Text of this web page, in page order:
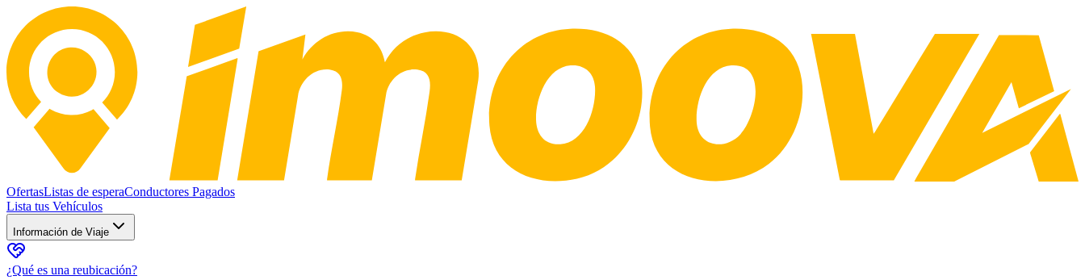
OfertasListas de esperaConductores Pagados
Lista tus Vehículos
Información de Viaje
¿Qué es una reubicación?